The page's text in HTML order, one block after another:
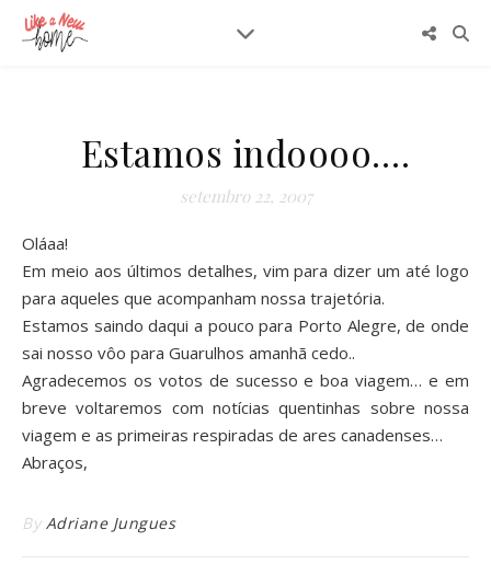
Estamos indoooo….
setembro 22, 2007
Oláaa!
Em meio aos últimos detalhes, vim para dizer um até logo
para aqueles que acompanham nossa trajetória.
Estamos saindo daqui a pouco para Porto Alegre, de onde
sai nosso vôo para Guarulhos amanhã cedo..
Agradecemos os votos de sucesso e boa viagem… e em
breve voltaremos com notícias quentinhas sobre nossa
viagem e as primeiras respiradas de ares canadenses…
Abraços,
By Adriane Jungues